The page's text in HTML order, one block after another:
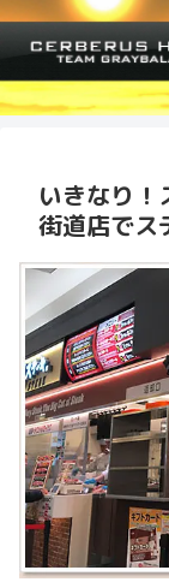
いきなり！
街道店でス